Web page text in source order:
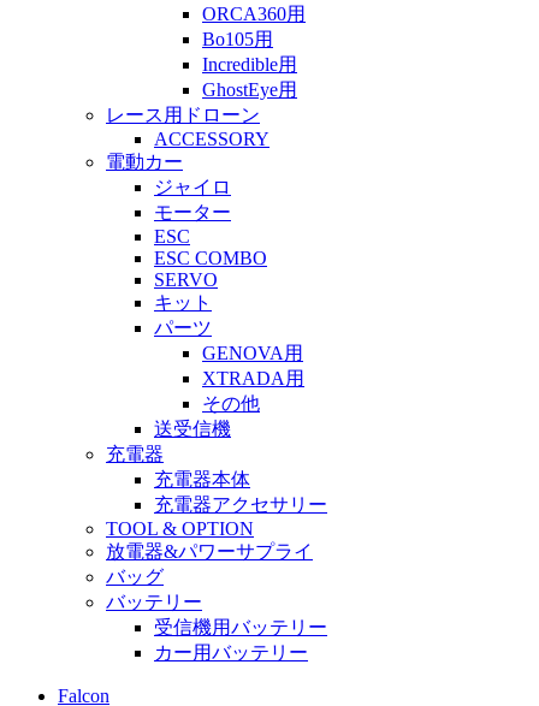
ORCA360用
Bo105用
Incredible用
GhostEye用
レース用ドローン
ACCESSORY
電動カー
ジャイロ
モーター
ESC
ESC COMBO
SERVO
キット
パーツ
GENOVA用
XTRADA用
その他
送受信機
充電器
充電器本体
充電器アクセサリー
TOOL & OPTION
放電器&パワーサプライ
バッグ
バッテリー
受信機用バッテリー
カー用バッテリー
Falcon